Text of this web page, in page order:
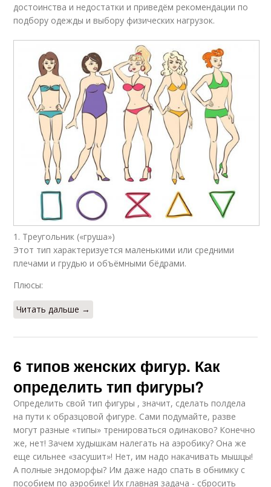
достоинства и недостатки и приведём рекомендации по
подбору одежды и выбору физических нагрузок.
1. Треугольник («груша»)
Этот тип характеризуется маленькими или средними
плечами и грудью и объёмными бёдрами.
Плюсы:
Читать дальше →
6 типов женских фигур. Как
определить тип фигуры?
Определить свой тип фигуры , значит, сделать полдела
на пути к образцовой фигуре. Сами подумайте, разве
могут разные «типы» тренироваться одинаково? Конечно
же, нет! Зачем худышкам налегать на аэробику? Она же
еще сильнее «засушит»! Нет, им надо накачивать мышцы!
А полные эндоморфы? Им даже надо спать в обнимку с
пособием по аэробике! Их главная задача - сбросить